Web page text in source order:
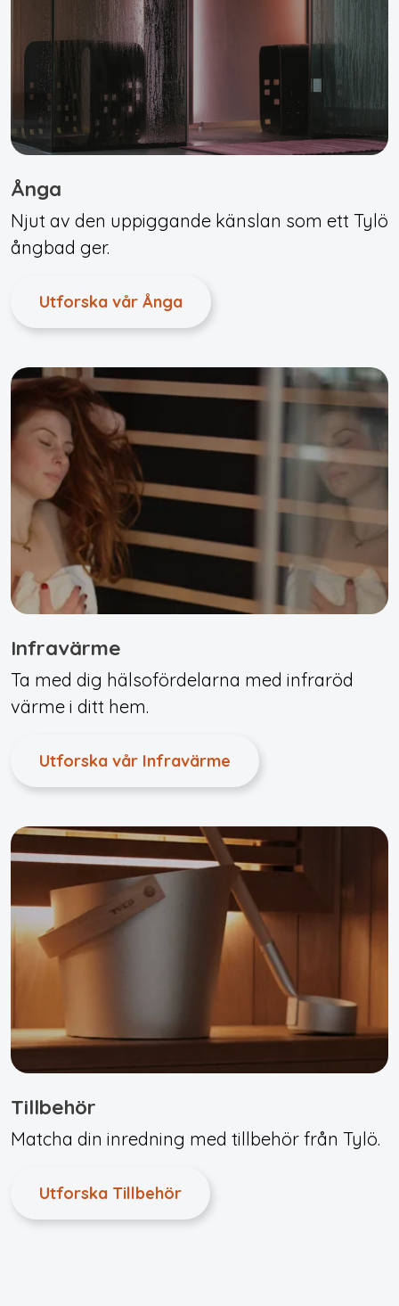
Ånga
Njut av den uppiggande känslan som ett Tylö
ångbad ger.
Utforska vår Ånga
Infravärme
Ta med dig hälsofördelarna med infraröd
värme i ditt hem.
Utforska vår Infravärme
Tillbehör
Matcha din inredning med tillbehör från Tylö.
Utforska Tillbehör